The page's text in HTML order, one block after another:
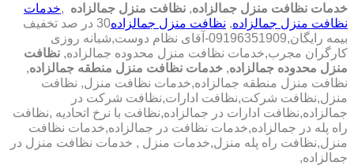
خدمات نظافت منزل جمالزاده, نظافت منزل جمالزاده ,خدمات
نظافت منزل جمالزاده, نظافت منزل جمالزاده
30 در صد تخفیف
بیمه رایگان,09196351909-آقای نظام دوست,شبانه روزی
کارگران مجرب,خدمات نظافت منزل محدوده جمالزاده, نظافت
منزل محدوده جمالزاده, خدمات نظافت منزل منطقه جمالزاده,
نظافت منزل منطقه جمالزاده,خدمات نظافت منزل, نظافت
منزل,نظافت شرکت,نظافت ادارات,نظافت شرکت در
جمالزاده,نظافت ادارات در جمالزاده,نظافت با نرخ اتحادیه ,نظافت
راه پله در جمالزاده,خدمات نظافت در جمالزاده,خدمات نظافت
منزل,نظافت راه پله منزل,خدمات منزل , خدمات نظافت منزل در
جمالزاده,